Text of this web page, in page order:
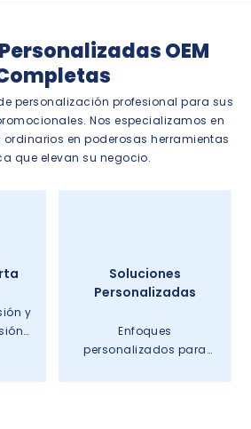
OEM
personalización profesional para sus
Nos especializamos en
en poderosas herramientas
que elevan su negocio.
y
Soluciones
Personalizadas
Enfoques
personalizados para